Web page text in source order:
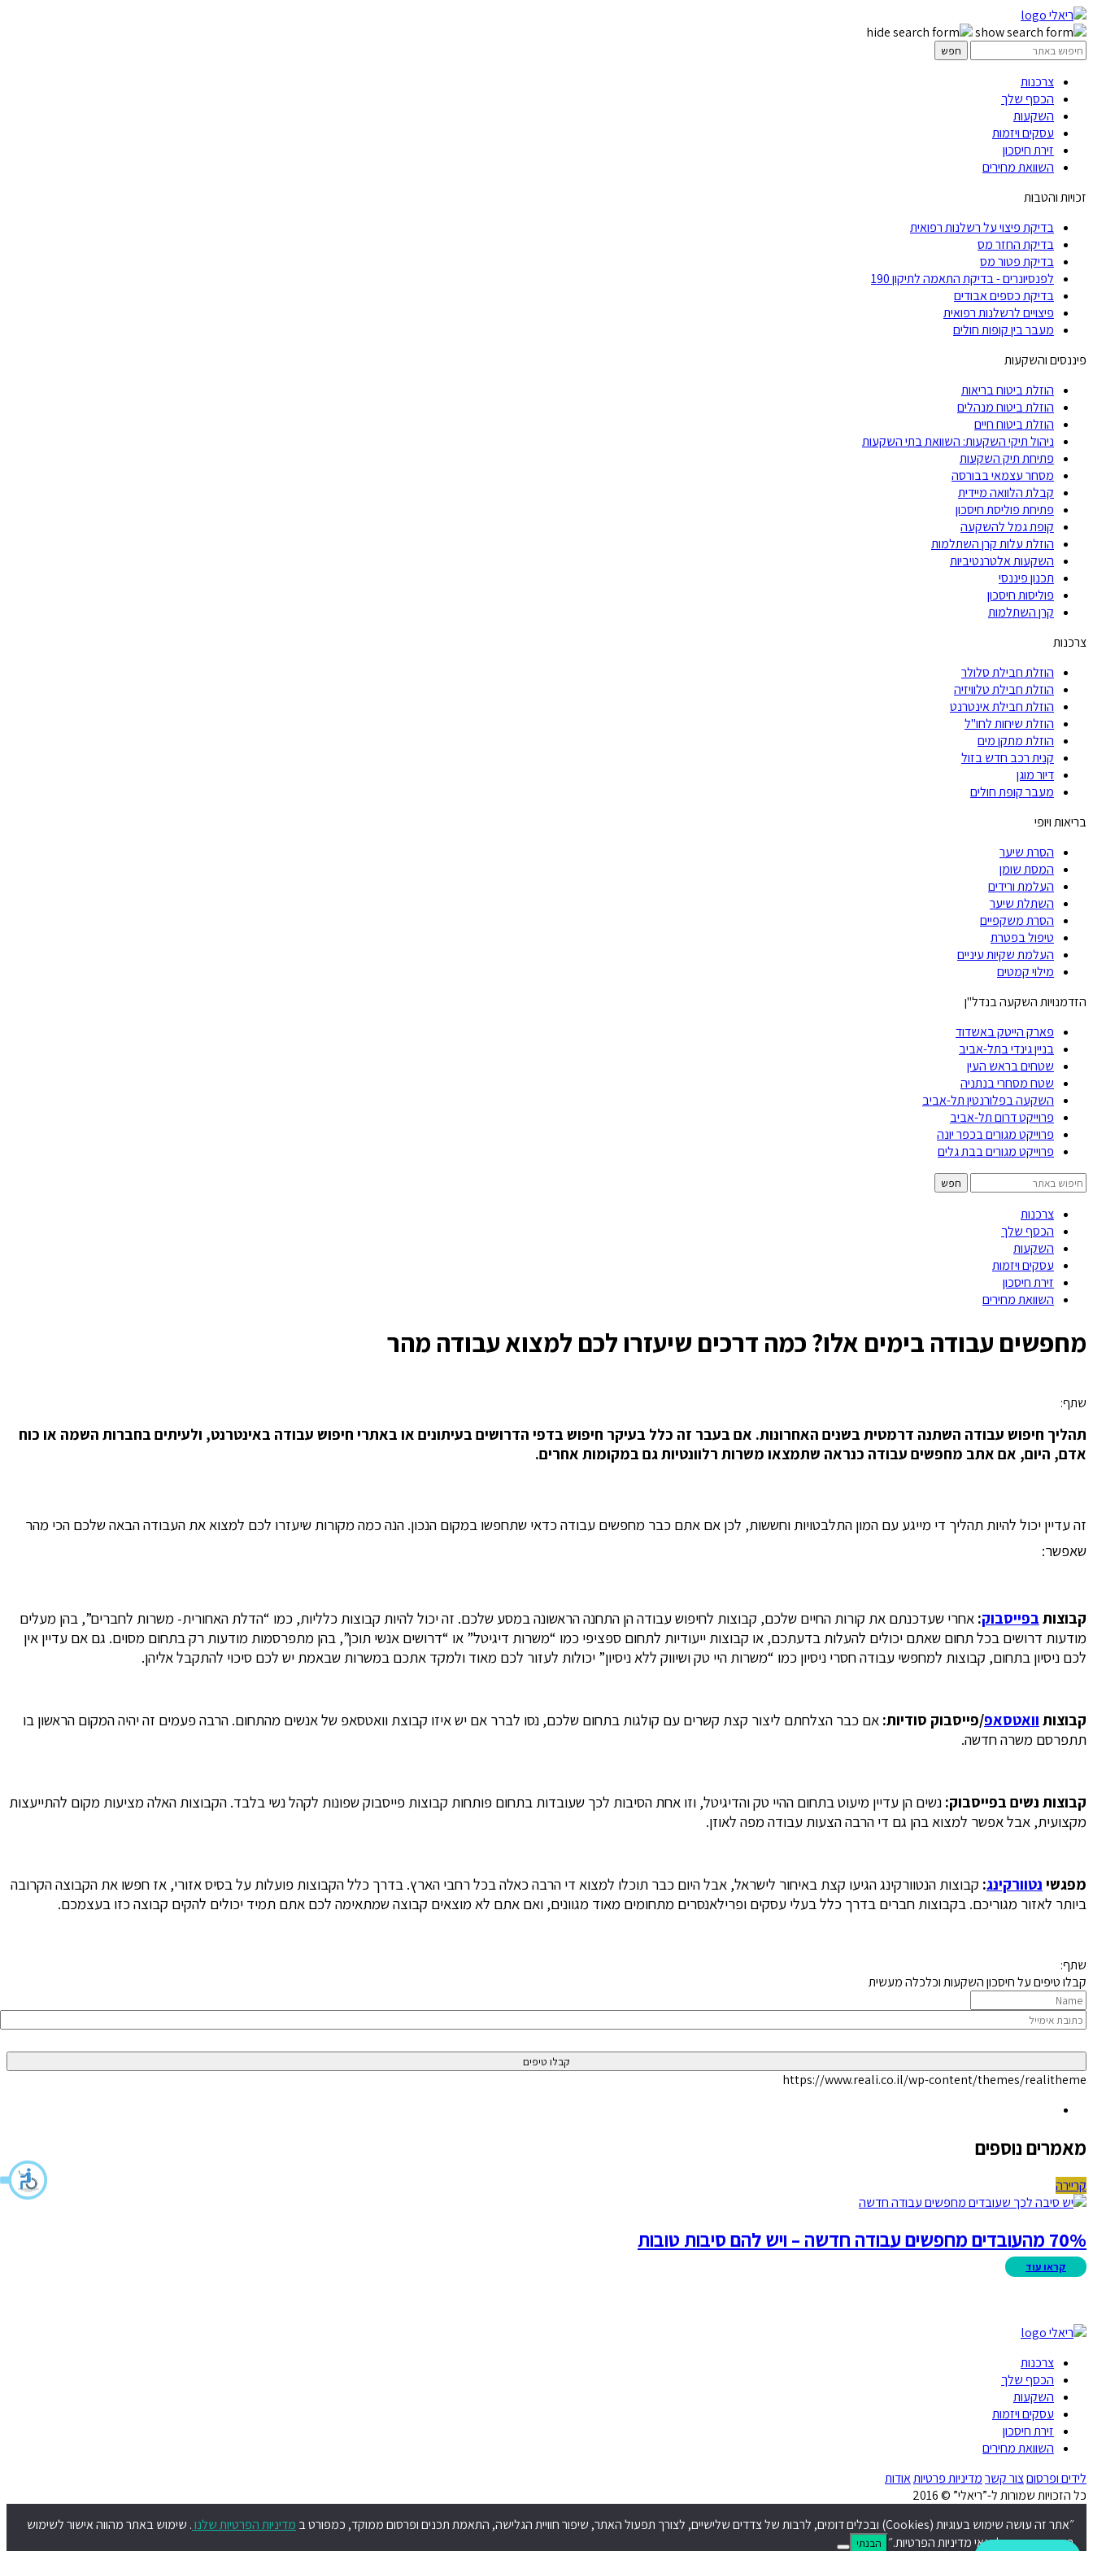
צרכנות
הכסף שלך
השקעות
עסקים ויזמות
זירת חיסכון
השוואת מחירים
זכויות והטבות
בדיקת פיצוי על רשלנות רפואית
בדיקת החזר מס
בדיקת פטור מס
לפנסיונרים - בדיקת התאמה לתיקון 190
בדיקת כספים אבודים
פיצויים לרשלנות רפואית
מעבר בין קופות חולים
פיננסים והשקעות
הוזלת ביטוח בריאות
הוזלת ביטוח מנהלים
הוזלת ביטוח חיים
ניהול תיקי השקעות: השוואת בתי השקעות
פתיחת תיק השקעות
מסחר עצמאי בבורסה
קבלת הלוואה מיידית
פתיחת פוליסת חיסכון
קופת גמל להשקעה
הוזלת עלות קרן השתלמות
השקעות אלטרנטיביות
תכנון פיננסי
פוליסות חיסכון
קרן השתלמות
צרכנות
הוזלת חבילת סלולר
הוזלת חבילת טלוויזיה
הוזלת חבילת אינטרנט
הוזלת שיחות לחו"ל
הוזלת מתקן מים
קנית רכב חדש בזול
דיור מוגן
מעבר קופת חולים
בריאות ויופי
הסרת שיער
המסת שומן
העלמת ורידים
השתלת שיער
הסרת משקפיים
טיפול בפטרת
העלמת שקיות עיניים
מילוי קמטים
הזדמנויות השקעה בנדל"ן
פארק הייטק באשדוד
בניין גינדי בתל-אביב
שטחים בראש העין
שטח מסחרי בנתניה
השקעה בפלורנטין תל-אביב
פרוייקט דרום תל-אביב
פרוייקט מגורים בכפר יונה
פרוייקט מגורים בבת גלים
צרכנות
הכסף שלך
השקעות
עסקים ויזמות
זירת חיסכון
השוואת מחירים
מחפשים עבודה בימים אלו? כמה דרכים שיעזרו לכם למצוא עבודה מהר
שתף:
תהליך חיפוש עבודה השתנה דרמטית בשנים האחרונות. אם בעבר זה כלל בעיקר חיפוש בדפי הדרושים בעיתונים או באתרי חיפוש עבודה באינטרנט, ולעיתים בחברות השמה או כוח
אדם, היום, אם אתב מחפשים עבודה כנראה שתמצאו משרות רלוונטיות גם במקומות אחרים.
זה עדיין יכול להיות תהליך די מייגע עם המון התלבטויות וחששות, לכן אם אתם כבר מחפשים עבודה כדאי שתחפשו במקום הנכון. הנה כמה מקורות שיעזרו לכם למצוא את העבודה הבאה שלכם הכי מהר
שאפשר:
קבוצות בפייסבוק: אחרי שעדכנתם את קורות החיים שלכם, קבוצות לחיפוש עבודה הן התחנה הראשונה במסע שלכם. זה יכול להיות קבוצות כלליות, כמו “הדלת האחורית- משרות לחברים”, בהן מעלים
מודעות דרושים בכל תחום שאתם יכולים להעלות בדעתכם, או קבוצות ייעודיות לתחום ספציפי כמו “משרות דיגיטל” או “דרושים אנשי תוכן”, בהן מתפרסמות מודעות רק בתחום מסוים. גם אם עדיין אין
לכם ניסיון בתחום, קבוצות למחפשי עבודה חסרי ניסיון כמו “משרות היי טק ושיווק ללא ניסיון” יכולות לעזור לכם מאוד ולמקד אתכם במשרות שבאמת יש לכם סיכוי להתקבל אליהן.
קבוצות וואטסאפ/פייסבוק סודיות: אם כבר הצלחתם ליצור קצת קשרים עם קולגות בתחום שלכם, נסו לברר אם יש איזו קבוצת וואטסאפ של אנשים מהתחום. הרבה פעמים זה יהיה המקום הראשון בו
תתפרסם משרה חדשה.
קבוצות נשים בפייסבוק: נשים הן עדיין מיעוט בתחום ההיי טק והדיגיטל, וזו אחת הסיבות לכך שעובדות בתחום פותחות קבוצות פייסבוק שפונות לקהל נשי בלבד. הקבוצות האלה מציעות מקום להתייעצות
מקצועית, אבל אפשר למצוא בהן גם די הרבה הצעות עבודה מפה לאוזן.
מפגשי נטוורקינג: קבוצות הנטוורקינג הגיעו קצת באיחור לישראל, אבל היום כבר תוכלו למצוא די הרבה כאלה בכל רחבי הארץ. בדרך כלל הקבוצות פועלות על בסיס אזורי, אז חפשו את הקבוצה הקרובה
ביותר לאזור מגוריכם. בקבוצות חברים בדרך כלל בעלי עסקים ופרילאנסרים מתחומים מאוד מגוונים, ואם אתם לא מוצאים קבוצה שמתאימה לכם אתם תמיד יכולים להקים קבוצה כזו בעצמכם.
שתף:
קבלו טיפים על חיסכון השקעות וכלכלה מעשית
https://www.reali.co.il/wp-content/themes/realitheme
מאמרים נוספים
קריירה
70% מהעובדים מחפשים עבודה חדשה – ויש להם סיבות טובות
צרכנות
הכסף שלך
השקעות
עסקים ויזמות
זירת חיסכון
השוואת מחירים
לידים ופרסוםצור קשרמדיניות פרטיותאודות
כל הזכויות שמורות ל-”ריאלי” © 2016
״אתר זה עושה שימוש בעוגיות (Cookies) ובכלים דומים, לרבות של צדדים שלישיים, לצורך תפעול האתר, שיפור חוויית הגלישה, התאמת תכנים ופרסום ממוקד, כמפורט ב מדיניות הפרטיות שלנו. שימוש באתר מהווה אישור לשימוש
בעוגיות כאמור ולתנאי מדיניות הפרטיות.״ הבנתי